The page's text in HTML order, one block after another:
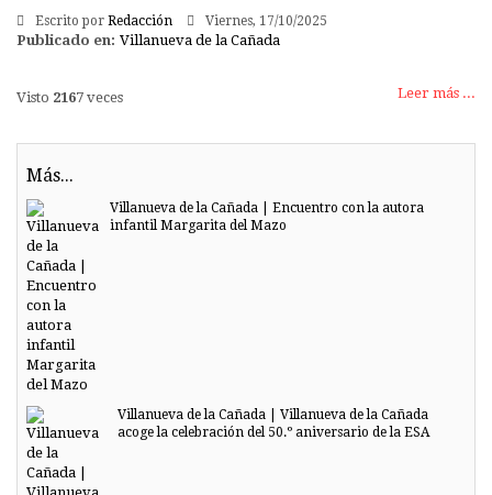
Escrito por Redacción Viernes, 17/10/2025
Publicado en: Villanueva de la Cañada
Leer más ...
Visto 2167 veces
Más...
Villanueva de la Cañada | Encuentro con la autora
infantil Margarita del Mazo
Villanueva de la Cañada | Villanueva de la Cañada
acoge la celebración del 50.º aniversario de la ESA